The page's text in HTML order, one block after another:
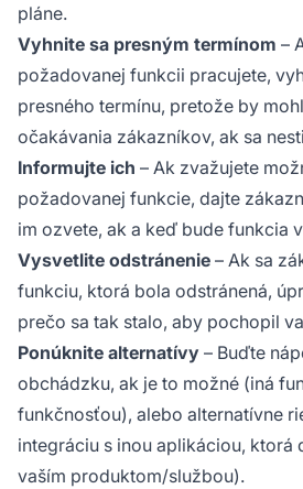
pláne.
Vyhnite sa presným termínom –
požadovanej funkcii pracujete,
presného termínu, pretože by
očakávania zákazníkov, ak sa
Informujte ich – Ak zvažujete
požadovanej funkcie, dajte
im ozvete, ak a keď bude funkcia
Vysvetlite odstránenie – Ak sa
funkciu, ktorá bola odstránená,
prečo sa tak stalo, aby pochopil
Ponúknite alternatívy – Buďte
obchádzku, ak je to možné (iná
funkčnosťou), alebo alternatívne
integráciu s inou aplikáciou, ktorá
vaším produktom/službou).